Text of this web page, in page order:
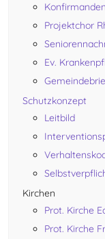
Projektchor
Ev.
Schutzkonzept
Leitbild
Kirchen
Prot. Kirche
Prot. Kirche